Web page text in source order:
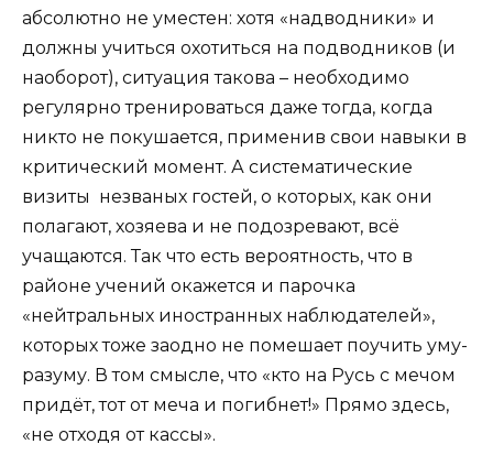
абсолютно не уместен: хотя «надводники» и
должны учиться охотиться на подводников (и
наоборот), ситуация такова – необходимо
регулярно тренироваться даже тогда, когда
никто не покушается, применив свои навыки в
критический момент. А систематические
визиты незваных гостей, о которых, как они
полагают, хозяева и не подозревают, всё
учащаются. Так что есть вероятность, что в
районе учений окажется и парочка
«нейтральных иностранных наблюдателей»,
которых тоже заодно не помешает поучить уму-
разуму. В том смысле, что «кто на Русь с мечом
придёт, тот от меча и погибнет!» Прямо здесь,
«не отходя от кассы».